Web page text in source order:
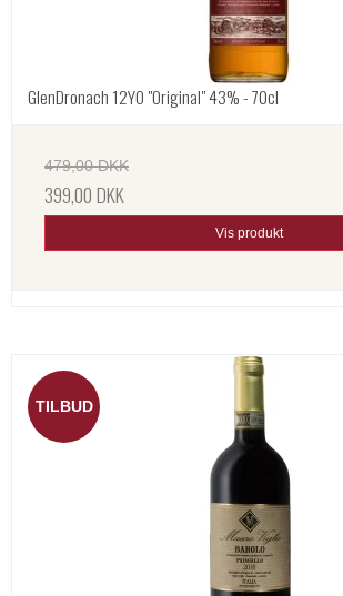
GlenDronach 12YO "Original" 43% - 70cl
479,00 DKK
399,00 DKK
Vis produkt
TILBUD